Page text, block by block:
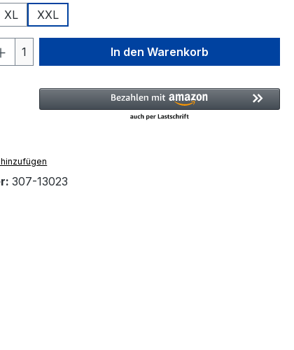
XL XXL
Gib den gewünschten Wert
1 In den Warenkorb
307-13023